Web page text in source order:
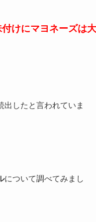
けにマヨネーズは大
したと言われていま
について調べてみまし